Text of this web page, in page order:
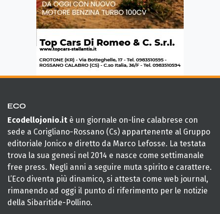
ECO
Ecodellojonio.it è un giornale on-line calabrese con
sede a Corigliano-Rossano (Cs) appartenente al Gruppo
editoriale Jonico e diretto da Marco Lefosse. La testata
trova la sua genesi nel 2014 e nasce come settimanale
free press. Negli anni a seguire muta spirito e carattere.
L’Eco diventa più dinamico, si attesta come web journal,
rimanendo ad oggi il punto di riferimento per le notizie
della Sibaritide-Pollino.